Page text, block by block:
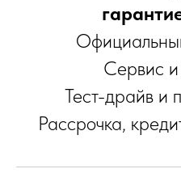
Сервис и
Тест-драйв и
Рассрочка,